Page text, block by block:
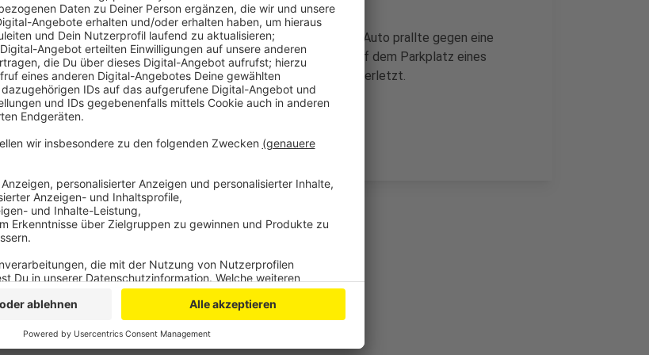
Deshalb war sie mit einem anderen Auto zusammengestoßen. Ihr Auto prallte gegen eine
Laterne, überschlug sich und landete schließlich auf dem Dach auf dem Parkplatz eines
angrenzenden Discounters. Die Frau wurde bei dem Unfall leicht verletzt.
Anzeige